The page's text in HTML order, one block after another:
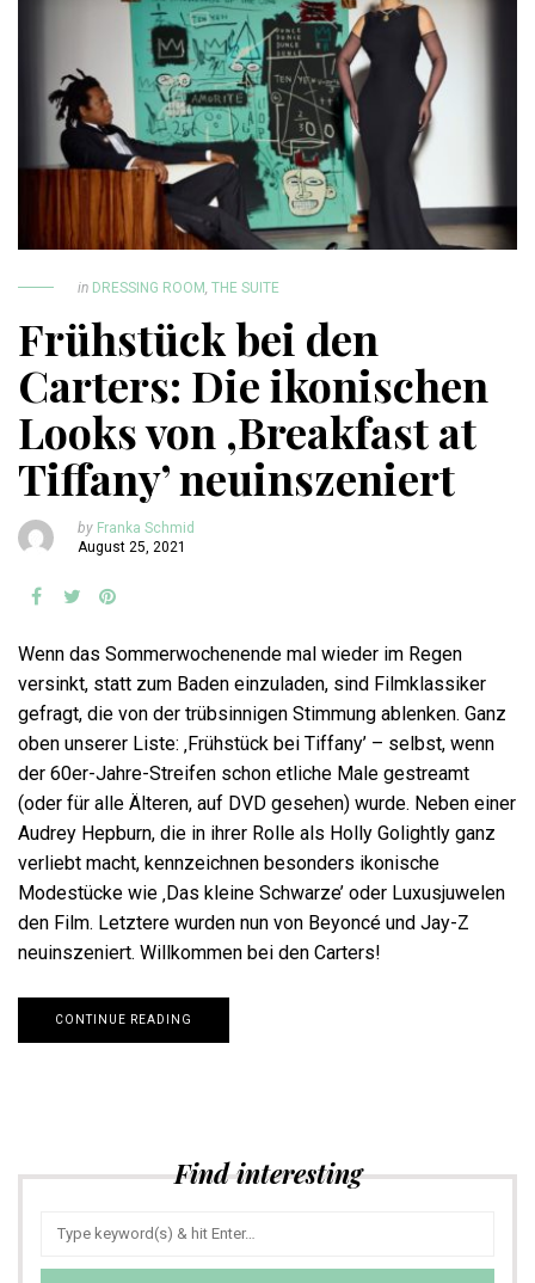
in DRESSING ROOM, THE SUITE
Frühstück bei den
Carters: Die ikonischen
Looks von ‚Breakfast at
Tiffany’ neuinszeniert
by Franka Schmid
August 25, 2021
Wenn das Sommerwochenende mal wieder im Regen
versinkt, statt zum Baden einzuladen, sind Filmklassiker
gefragt, die von der trübsinnigen Stimmung ablenken. Ganz
oben unserer Liste: ‚Frühstück bei Tiffany’ – selbst, wenn
der 60er-Jahre-Streifen schon etliche Male gestreamt
(oder für alle Älteren, auf DVD gesehen) wurde. Neben einer
Audrey Hepburn, die in ihrer Rolle als Holly Golightly ganz
verliebt macht, kennzeichnen besonders ikonische
Modestücke wie ‚Das kleine Schwarze’ oder Luxusjuwelen
den Film. Letztere wurden nun von Beyoncé und Jay-Z
neuinszeniert. Willkommen bei den Carters!
CONTINUE READING
Find interesting